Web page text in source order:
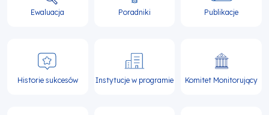
Ewaluacja Poradniki Publikacje
Historie sukcesów Instytucje w programie Komitet Monitorujący